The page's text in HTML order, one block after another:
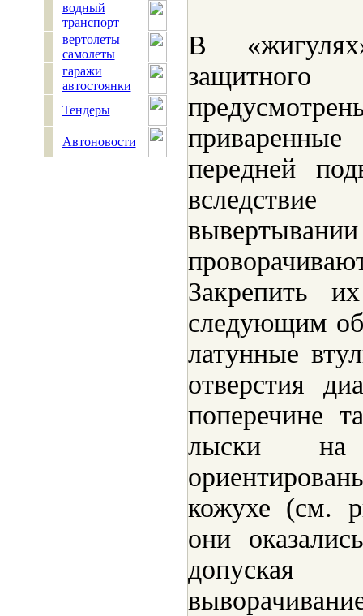
водный
транспорт
вертолеты
самолеты
гаражи
автостоянки
Тендеры
Автоновости
В
передней
Закрепить
следующим
латунные
отверстия
поперечине
лыски на
кожухе (см.
они
допуская